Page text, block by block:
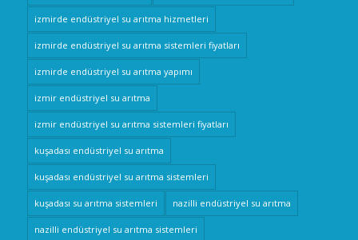
izmirde endüstriyel su arıtma hizmetleri
izmirde endüstriyel su arıtma sistemleri fiyatları
izmirde endüstriyel su arıtma yapımı
izmir endüstriyel su arıtma
izmir endüstriyel su arıtma sistemleri fiyatları
kuşadası endüstriyel su arıtma
kuşadası endüstriyel su arıtma sistemleri
kuşadası su arıtma sistemleri nazilli endüstriyel su arıtma
nazilli endüstriyel su arıtma sistemleri